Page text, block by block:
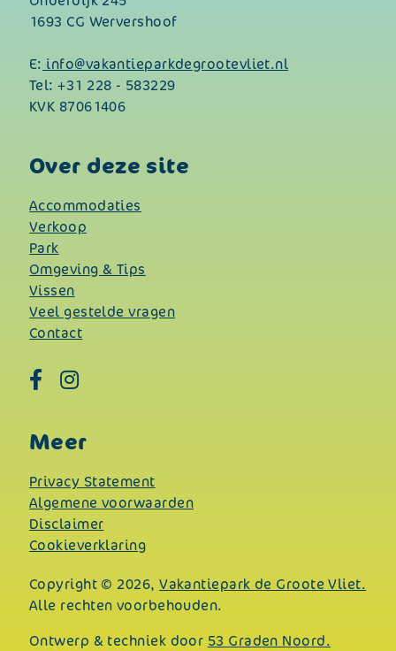
1693 CG Wervershoof
E: info@vakantieparkdegrootevliet.nl
Tel:+31 228 - 583229
KVK 87061406
Over deze site
Accommodaties
Verkoop
Park
Omgeving & Tips
Vissen
Veel gestelde vragen
Contact
Meer
Privacy Statement
Algemene voorwaarden
Disclaimer
Cookieverklaring
Copyright © 2026,Vakantiepark de Groote Vliet.
Alle rechten voorbehouden.
Ontwerp & techniek door 53 Graden Noord.